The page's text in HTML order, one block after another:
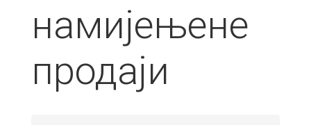
намијењене
продаји